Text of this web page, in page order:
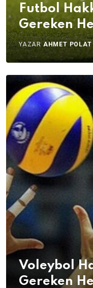
Futbol
Gereken
YAZAR AHMET POLAT
Voleybol
Gereken